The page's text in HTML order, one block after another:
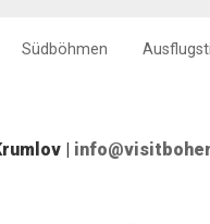
Südböhmen
|